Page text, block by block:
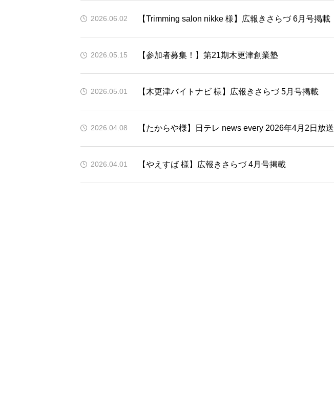
2026.06.02 【Trimming salon nikke 様】広報きさらづ 6月号掲載
2026.05.15 【参加者募集！】第21期木更津創業塾
2026.05.01 【木更津バイトナビ 様】広報きさらづ 5月号掲載
2026.04.08 【たからや様】日テレ news every 2026年4月2日放送
2026.04.01 【やえすば 様】広報きさらづ 4月号掲載